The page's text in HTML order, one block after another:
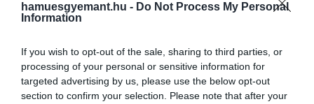
hamuesgyemant.hu - Do Not Process My Personal
Information
If you wish to opt-out of the sale, sharing to third parties, or
processing of your personal or sensitive information for
targeted advertising by us, please use the below opt-out
section to confirm your selection. Please note that after your